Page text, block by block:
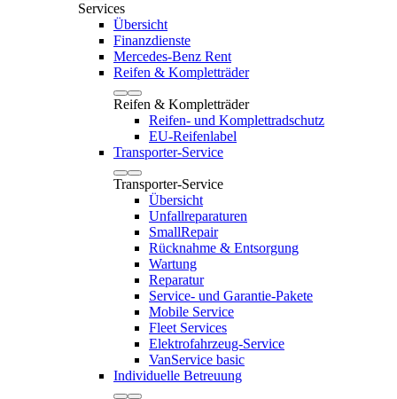
Services
Übersicht
Finanzdienste
Mercedes-Benz Rent
Reifen & Kompletträder
Reifen & Kompletträder
Reifen- und Komplettradschutz
EU-Reifenlabel
Transporter-Service
Transporter-Service
Übersicht
Unfallreparaturen
SmallRepair
Rücknahme & Entsorgung
Wartung
Reparatur
Service- und Garantie-Pakete
Mobile Service
Fleet Services
Elektrofahrzeug-Service
VanService basic
Individuelle Betreuung